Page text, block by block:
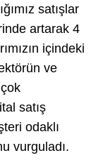
satışlar
artarak 4
içindeki
ve
satış
odaklı
vurguladı.